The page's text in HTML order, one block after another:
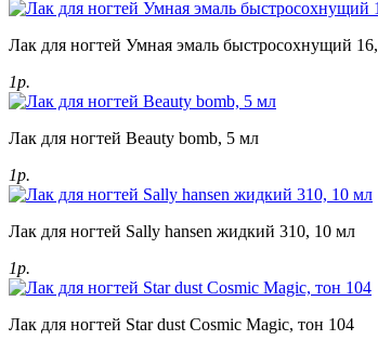
Лак для ногтей Умная эмаль быстросохнущий
1р.
Лак для ногтей Beauty bomb, 5 мл
1р.
Лак для ногтей Sally hansen жидкий 310, 10 мл
1р.
Лак для ногтей Star dust Cosmic Magic, тон 104